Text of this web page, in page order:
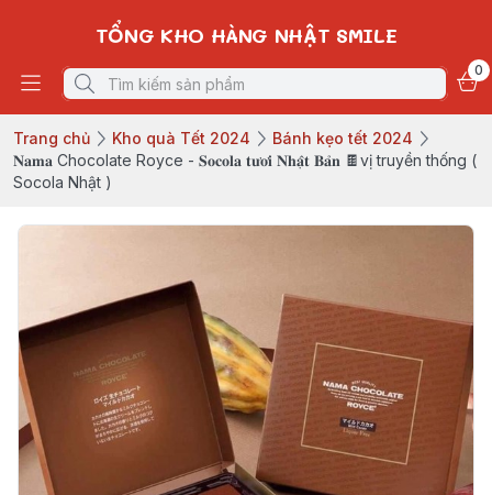
TỔNG KHO HÀNG NHẬT SMILE
0
Trang chủ Kho quà Tết 2024
Bánh kẹo tết 2024
𝐍𝐚𝐦𝐚 Chocolate Royce - 𝐒𝐨𝐜𝐨𝐥𝐚 𝐭𝐮̛𝐨̛𝐢 𝐍𝐡𝐚̣̂𝐭 𝐁𝐚̉𝐧 🍫vị truyền thống (
Socola Nhật )